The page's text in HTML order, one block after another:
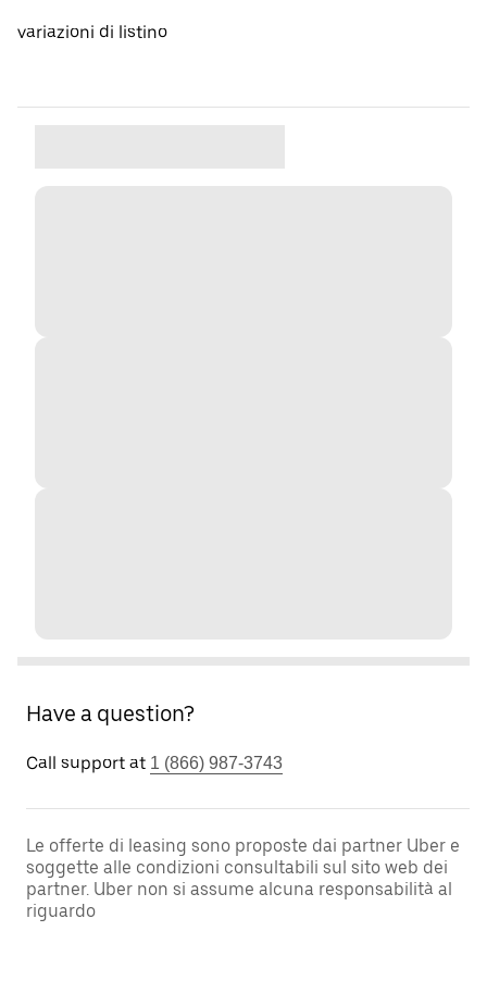
variazioni di listino
Have a question?
Call support at 1 (866) 987-3743
Le offerte di leasing sono proposte dai partner Uber e
soggette alle condizioni consultabili sul sito web dei
partner. Uber non si assume alcuna responsabilità al
riguardo